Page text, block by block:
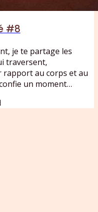
#8
je te partage les
traversent,
au corps et au
un moment
elle entame une
prise de
son témoignage